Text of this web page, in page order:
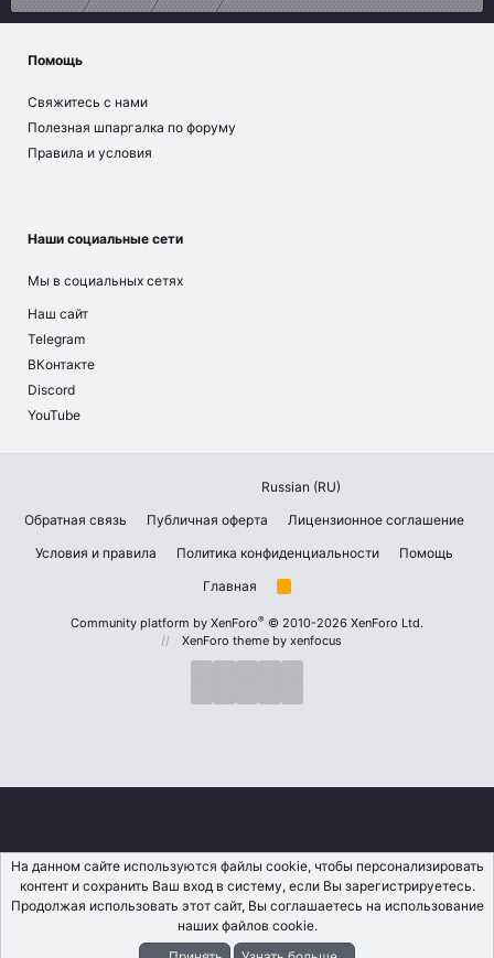
Помощь
Свяжитесь с нами
Полезная шпаргалка по форуму
Правила и условия
Наши социальные сети
Мы в социальных сетях
Наш сайт
Telegram
ВКонтакте
Discord
YouTube
Russian (RU)
Обратная связь
Публичная оферта
Лицензионное соглашение
Условия и правила
Политика конфиденциальности
Помощь
Главная
R
Community platform by XenForo® © 2010-2026 XenForo Ltd.
XenForo theme by xenfocus
На данном сайте используются файлы cookie, чтобы персонализировать
контент и сохранить Ваш вход в систему, если Вы зарегистрируетесь.
Продолжая использовать этот сайт, Вы соглашаетесь на использование
наших файлов cookie.